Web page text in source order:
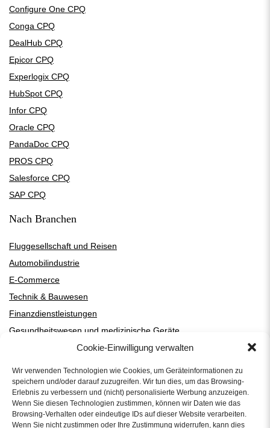
Cookie-Einwilligung verwalten
Wir verwenden Technologien wie Cookies, um Geräteinformationen zu
speichern und/oder darauf zuzugreifen. Wir tun dies, um das Browsing-
Erlebnis zu verbessern und (nicht) personalisierte Werbung anzuzeigen.
Wenn Sie diesen Technologien zustimmen, können wir Daten wie das
Browsing-Verhalten oder eindeutige IDs auf dieser Website verarbeiten.
Wenn Sie nicht zustimmen oder Ihre Zustimmung widerrufen, kann dies
Configure One CPQ
Conga CPQ
DealHub CPQ
Epicor CPQ
Experlogix CPQ
HubSpot CPQ
Infor CPQ
Oracle CPQ
PandaDoc CPQ
PROS CPQ
Salesforce CPQ
SAP CPQ
Nach Branchen
Fluggesellschaft und Reisen
Automobilindustrie
E-Commerce
Technik & Bauwesen
Finanzdienstleistungen
Gesundheitswesen und medizinische Geräte
Hightech und SaaS
Fertigung
Medien und Unterhaltung
Professionelle Dienstleistungen